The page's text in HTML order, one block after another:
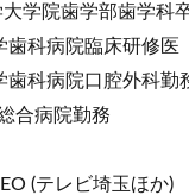
学院歯学部歯学科
科病院臨床研修医
科病院口腔外科勤
合病院勤務
(テレビ埼玉ほか)